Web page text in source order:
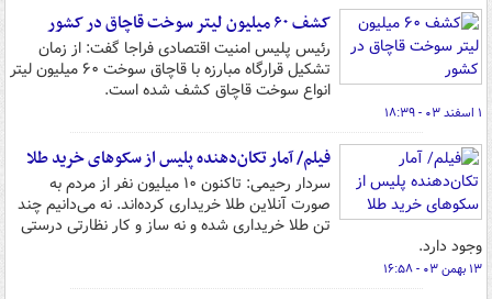
کشف ۶۰ میلیون لیتر سوخت قاچاق در کشور
رئیس پلیس امنیت اقتصادی فراجا گفت: از زمان
تشکیل قرارگاه مبارزه با قاچاق سوخت ۶۰ میلیون لیتر
انواع سوخت قاچاق کشف شده است.
۱ اسفند ۰۳ - ۱۸:۳۹
فیلم/ آمار تکان‌دهنده پلیس از سکوهای خرید طلا
سردار رحیمی: تاکنون ۱۰ میلیون نفر از مردم به
صورت آنلاین طلا خریداری کرده‌اند. نه می‌دانیم چند
تن طلا خریداری شده و نه ساز و کار نظارتی درستی
وجود دارد.
۱۳ بهمن ۰۳ - ۱۶:۵۸